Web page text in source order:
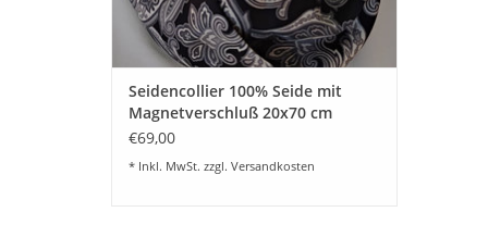
Seidencollier 100% Seide mit
Magnetverschluß 20x70 cm
Seidenschal
€69,00
* Inkl. MwSt. zzgl. Versandkosten